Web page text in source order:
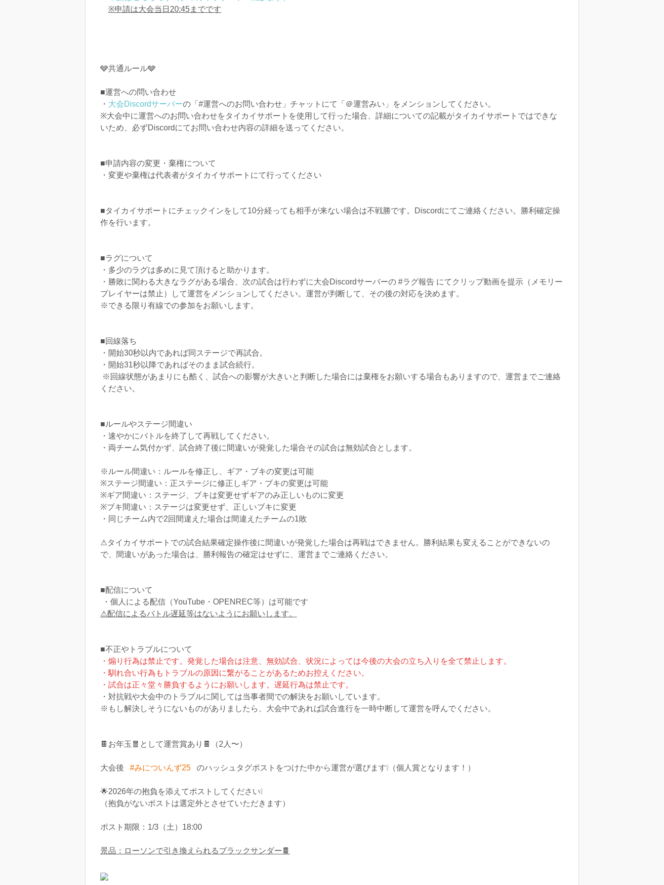
※申請は大会当日20:45までです
🩶共通ルール🩶
■運営への問い合わせ
・ 大会Discordサーバーの「#運営へのお問い合わせ」チャットにて「＠運営みい」をメンションしてください。
※大会中に運営へのお問い合わせをタイカイサポートを使用して行った場合、詳細についての記載がタイカイサポートではできな
いため、必ずDiscordにてお問い合わせ内容の詳細を送ってください。
■申請内容の変更・棄権について
・変更や棄権は代表者がタイカイサポートにて行ってください
■タイカイサポートにチェックインをして10分経っても相手が来ない場合は不戦勝です。Discordにてご連絡ください。勝利確定操
作を行います。
■ラグについて
・多少のラグは多めに見て頂けると助かります。
・勝敗に関わる大きなラグがある場合、次の試合は行わずに大会Discordサーバーの #ラグ報告 にてクリップ動画を提示（メモリー
プレイヤーは禁止）して運営をメンションしてください。運営が判断して、その後の対応を決めます。
※できる限り有線での参加をお願いします。
■回線落ち
・開始30秒以内であれば同ステージで再試合。
・開始31秒以降であればそのまま試合続行。
※回線状態があまりにも酷く、試合への影響が大きいと判断した場合には棄権をお願いする場合もありますので、運営までご連絡
ください。
■ルールやステージ間違い
・速やかにバトルを終了して再戦してください。
・両チーム気付かず、試合終了後に間違いが発覚した場合その試合は無効試合とします。
※ルール間違い：ルールを修正し、ギア・ブキの変更は可能
※ステージ間違い：正ステージに修正しギア・ブキの変更は可能
※ギア間違い：ステージ、ブキは変更せずギアのみ正しいものに変更
※ブキ間違い：ステージは変更せず、正しいブキに変更
・同じチーム内で2回間違えた場合は間違えたチームの1敗
⚠︎タイカイサポートでの試合結果確定操作後に間違いが発覚した場合は再戦はできません。勝利結果も変えることができないの
で、間違いがあった場合は、勝利報告の確定はせずに、運営までご連絡ください。
■配信について
・個人による配信（YouTube・OPENREC等）は可能です
⚠︎配信によるバトル遅延等はないようにお願いします。
■不正やトラブルについて
・煽り行為は禁止です。発覚した場合は注意、無効試合、状況によっては今後の大会の立ち入りを全て禁止します。
・馴れ合い行為もトラブルの原因に繋がることがあるためお控えください。
・試合は正々堂々勝負するようにお願いします。遅延行為は禁止です。
・対抗戦や大会中のトラブルに関しては当事者間での解決をお願いしています。
※もし解決しそうにないものがありましたら、大会中であれば試合進行を一時中断して運営を呼んでください。
🍫お年玉🧧として運営賞あり🍫（2人〜）
大会後 #みについんず25 のハッシュタグポストをつけた中から運営が選びます❕（個人賞となります！）
🌟2026年の抱負を添えてポストしてください❕
（抱負がないポストは選定外とさせていただきます）
ポスト期限：1/3（土）18:00
景品：ローソンで引き換えられるブラックサンダー🍫